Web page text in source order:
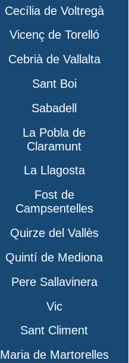
Cecília de Voltregà
Vicenç de Torelló
Cebrià de Vallalta
Sant Boi
Sabadell
La Pobla de
Claramunt
La Llagosta
Fost de
Campsentelles
Quirze del Vallès
Quintí de Mediona
Pere Sallavinera
Vic
Sant Climent
Maria de Martorelles